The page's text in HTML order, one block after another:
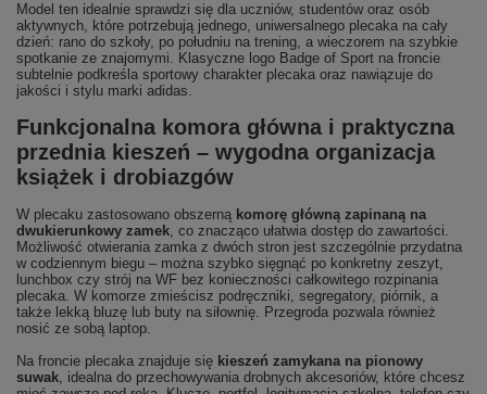
Model ten idealnie sprawdzi się dla uczniów, studentów oraz osób
aktywnych, które potrzebują jednego, uniwersalnego plecaka na cały
dzień: rano do szkoły, po południu na trening, a wieczorem na szybkie
spotkanie ze znajomymi. Klasyczne logo Badge of Sport na froncie
subtelnie podkreśla sportowy charakter plecaka oraz nawiązuje do
jakości i stylu marki adidas.
Funkcjonalna komora główna i praktyczna
przednia kieszeń – wygodna organizacja
książek i drobiazgów
W plecaku zastosowano obszerną komorę główną zapinaną na
dwukierunkowy zamek, co znacząco ułatwia dostęp do zawartości.
Możliwość otwierania zamka z dwóch stron jest szczególnie przydatna
w codziennym biegu – można szybko sięgnąć po konkretny zeszyt,
lunchbox czy strój na WF bez konieczności całkowitego rozpinania
plecaka. W komorze zmieścisz podręczniki, segregatory, piórnik, a
także lekką bluzę lub buty na siłownię. Przegroda pozwala również
nosić ze sobą laptop.
Na froncie plecaka znajduje się kieszeń zamykana na pionowy
suwak, idealna do przechowywania drobnych akcesoriów, które chcesz